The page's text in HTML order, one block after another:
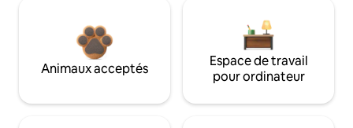
Animaux acceptés
Espace de travail
pour ordinateur